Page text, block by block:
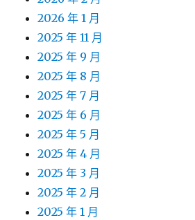
2026 年 1 月
2025 年 11 月
2025 年 9 月
2025 年 8 月
2025 年 7 月
2025 年 6 月
2025 年 5 月
2025 年 4 月
2025 年 3 月
2025 年 2 月
2025 年 1 月